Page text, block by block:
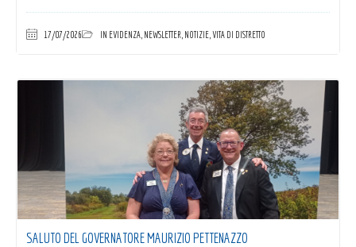
17/07/2026 IN EVIDENZA, NEWSLETTER NOTIZIE, VITA DI DISTRETTO
SALUTO DEL GOVERNATORE MAURIZIO PETTENAZZO